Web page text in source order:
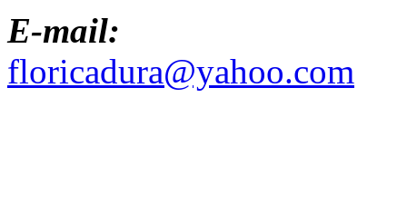
E-mail:
floricadura@yahoo.com